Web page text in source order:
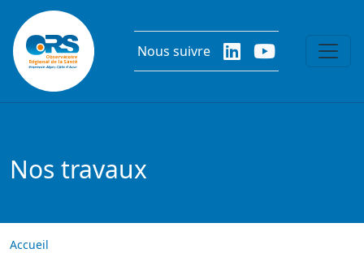
Aller au contenu principal
Nous suivre
Nos travaux
Accueil